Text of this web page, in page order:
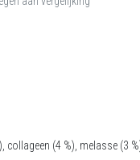
(4 %), melasse (3